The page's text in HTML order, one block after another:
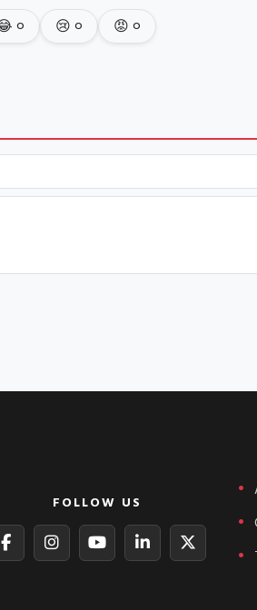
০ 😢০ 😡০
FOLLOW US